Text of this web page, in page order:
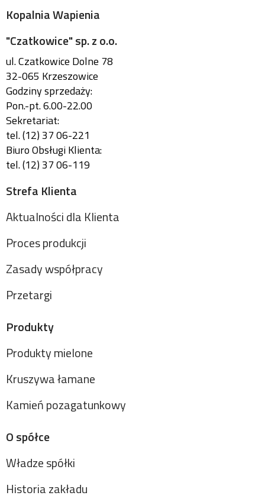
Kopalnia Wapienia
"Czatkowice" sp. z o.o.
ul. Czatkowice Dolne 78
32-065 Krzeszowice
Godziny sprzedaży:
Pon.-pt. 6.00-22.00
Sekretariat:
tel. (12) 37 06-221
Biuro Obsługi Klienta:
tel. (12) 37 06-119
Strefa Klienta
Aktualności dla Klienta
Proces produkcji
Zasady współpracy
Przetargi
Produkty
Produkty mielone
Kruszywa łamane
Kamień pozagatunkowy
O spółce
Władze spółki
Historia zakładu